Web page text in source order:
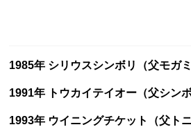
1985年 シリウスシンボリ（父モガミ
1991年 トウカイテイオー（父シン
1993年 ウイニングチケット（父トニ